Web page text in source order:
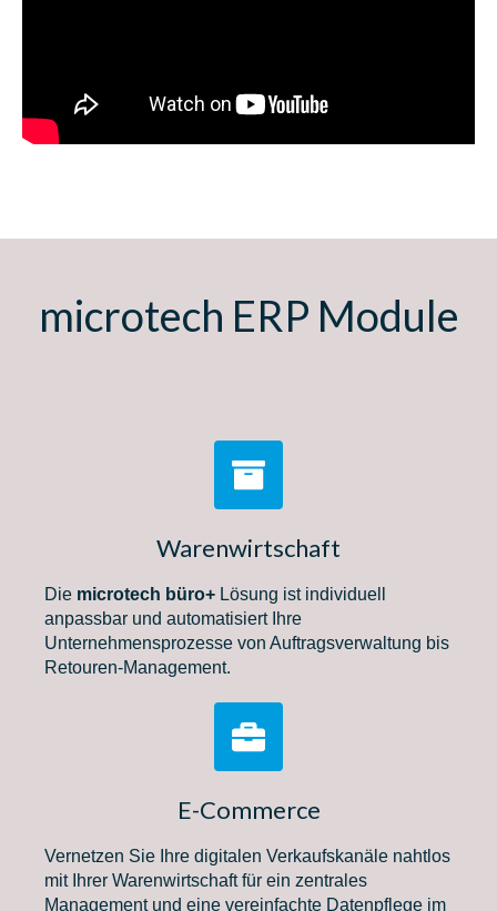
microtech ERP Module
Warenwirtschaft
Die microtech büro+ Lösung ist individuell
anpassbar und automatisiert Ihre
Unternehmensprozesse von Auftragsverwaltung bis
Retouren-Management.
E-Commerce
Vernetzen Sie Ihre digitalen Verkaufskanäle nahtlos
mit Ihrer Warenwirtschaft für ein zentrales
Management und eine vereinfachte Datenpflege im